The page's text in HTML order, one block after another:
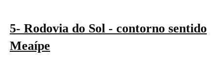
5- Rodovia do Sol - contorno sentido
Meaípe